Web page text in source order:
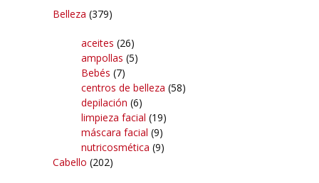
Belleza (379)
aceites (26)
ampollas (5)
Bebés (7)
centros de belleza (58)
depilación (6)
limpieza facial (19)
máscara facial (9)
nutricosmética (9)
Cabello (202)